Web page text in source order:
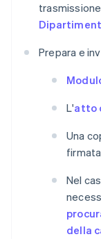
Prepara e
L'atto
Una
Nel
della